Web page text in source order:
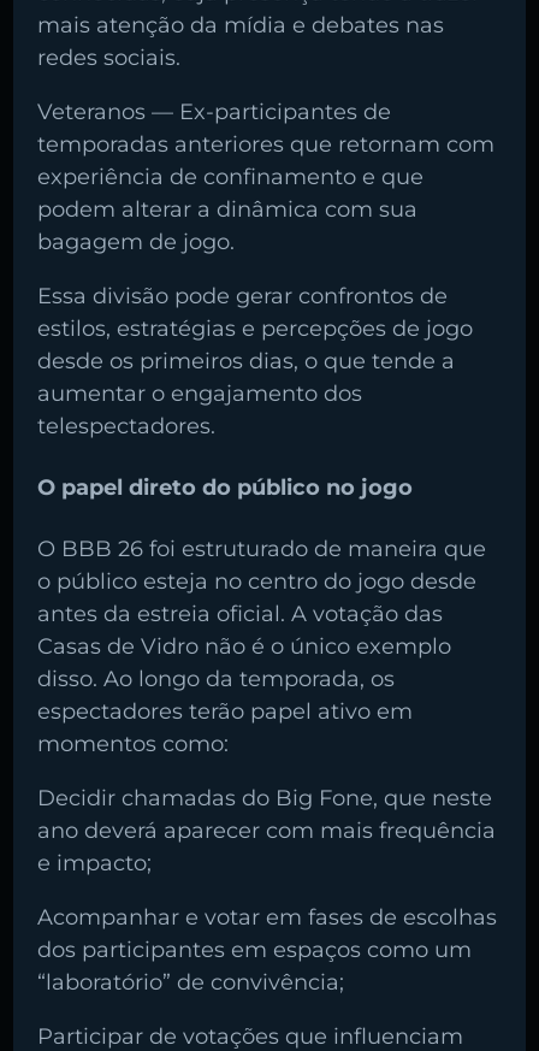
mais atenção da mídia e debates nas
redes sociais.
Veteranos — Ex-participantes de
temporadas anteriores que retornam com
experiência de confinamento e que
podem alterar a dinâmica com sua
bagagem de jogo.
Essa divisão pode gerar confrontos de
estilos, estratégias e percepções de jogo
desde os primeiros dias, o que tende a
aumentar o engajamento dos
telespectadores.
O papel direto do público no jogo
O BBB 26 foi estruturado de maneira que
o público esteja no centro do jogo desde
antes da estreia oficial. A votação das
Casas de Vidro não é o único exemplo
disso. Ao longo da temporada, os
espectadores terão papel ativo em
momentos como:
Decidir chamadas do Big Fone, que neste
ano deverá aparecer com mais frequência
e impacto;
Acompanhar e votar em fases de escolhas
dos participantes em espaços como um
“laboratório” de convivência;
Participar de votações que influenciam